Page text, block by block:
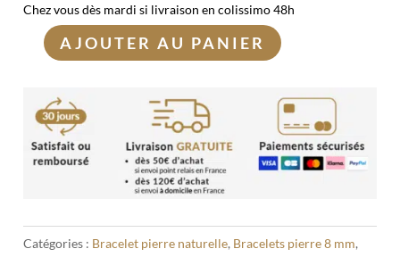
Chez vous dès mardi si livraison en colissimo 48h
quantité
Bracelet
Jaspe
zèbre
8mm
AJOUTER AU PANIER
Catégories : Bracelet pierre naturelle, Bracelets pierre 8 mm,